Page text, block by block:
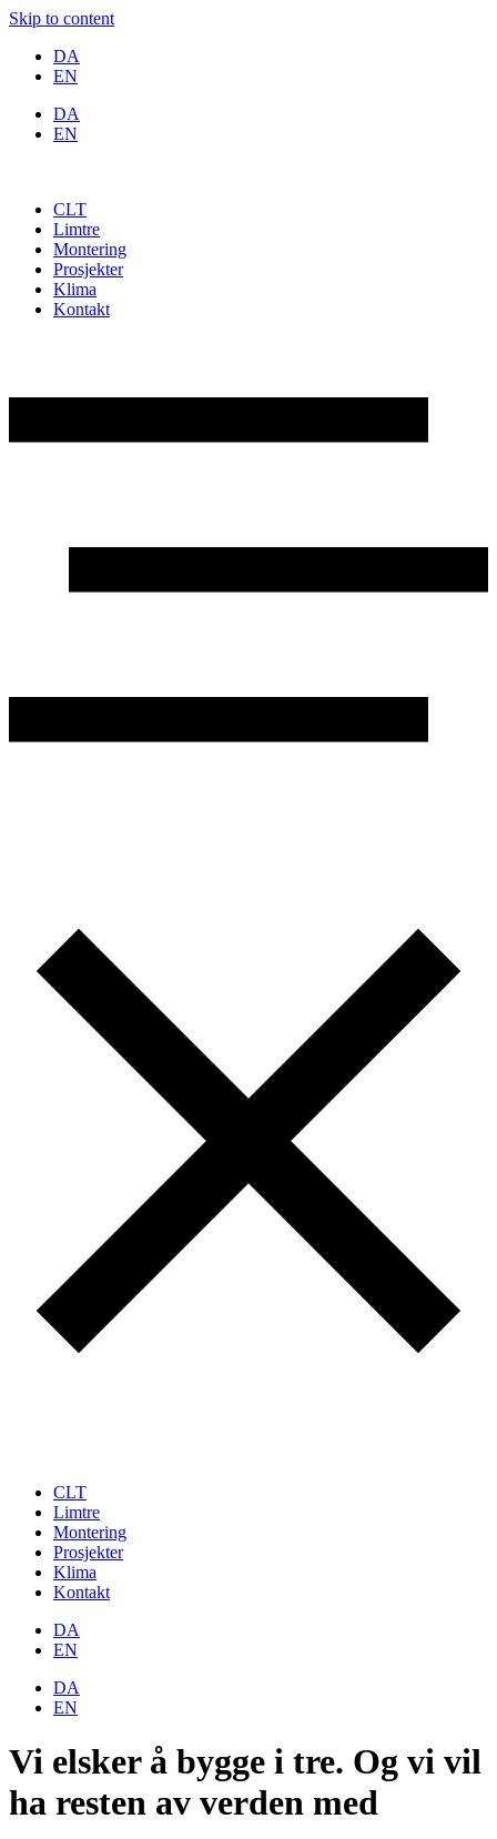
Skip to content
DA
EN
DA
EN
CLT
Limtre
Montering
Prosjekter
Klima
Kontakt
CLT
Limtre
Montering
Prosjekter
Klima
Kontakt
DA
EN
DA
EN
Vi elsker å bygge i tre. Og vi vil
ha resten av verden med